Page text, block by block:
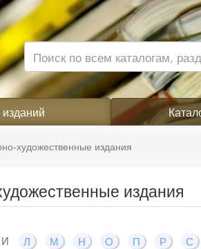
художественные издания
издания
И Л М Н О П Р С